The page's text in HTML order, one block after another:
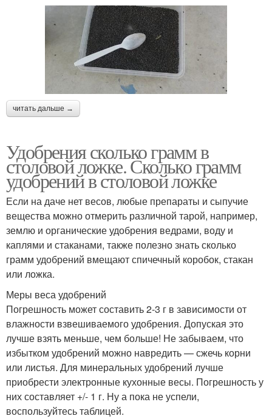
читать дальше →
Удобрения сколько грамм в
столовой ложке. Сколько грамм
удобрений в столовой ложке
Если на даче нет весов, любые препараты и сыпучие
вещества можно отмерить различной тарой, например,
землю и органические удобрения ведрами, воду и
каплями и стаканами, также полезно знать сколько
грамм удобрений вмещают спичечный коробок, стакан
или ложка.
Меры веса удобрений
Погрешность может составить 2-3 г в зависимости от
влажности взвешиваемого удобрения. Допуская это
лучше взять меньше, чем больше! Не забываем, что
избытком удобрений можно навредить — сжечь корни
или листья. Для минеральных удобрений лучше
приобрести электронные кухонные весы. Погрешность у
них составляет +/- 1 г. Ну а пока не успели,
воспользуйтесь таблицей.